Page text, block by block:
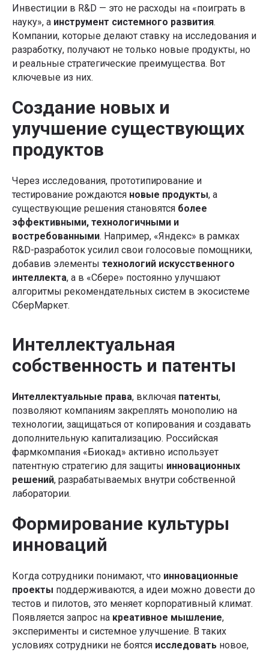
Инвестиции в R&D — это не расходы на «поиграть в
науку», а инструмент системного развития.
Компании, которые делают ставку на исследования и
разработку, получают не только новые продукты, но
и реальные стратегические преимущества. Вот
ключевые из них.
Создание новых и
улучшение существующих
продуктов
Через исследования, прототипирование и
тестирование рождаются новые продукты, а
существующие решения становятся более
эффективными, технологичными и
востребованными. Например, «Яндекс» в рамках
R&D-разработок усилил свои голосовые помощники,
добавив элементы технологий искусственного
интеллекта, а в «Сбере» постоянно улучшают
алгоритмы рекомендательных систем в экосистеме
СберМаркет.
Интеллектуальная
собственность и патенты
Интеллектуальные права, включая патенты,
позволяют компаниям закреплять монополию на
технологии, защищаться от копирования и создавать
дополнительную капитализацию. Российская
фармкомпания «Биокад» активно использует
патентную стратегию для защиты инновационных
решений, разрабатываемых внутри собственной
лаборатории.
Формирование культуры
инноваций
Когда сотрудники понимают, что инновационные
проекты поддерживаются, а идеи можно довести до
тестов и пилотов, это меняет корпоративный климат.
Появляется запрос на креативное мышление,
эксперименты и системное улучшение. В таких
условиях сотрудники не боятся исследовать новое,